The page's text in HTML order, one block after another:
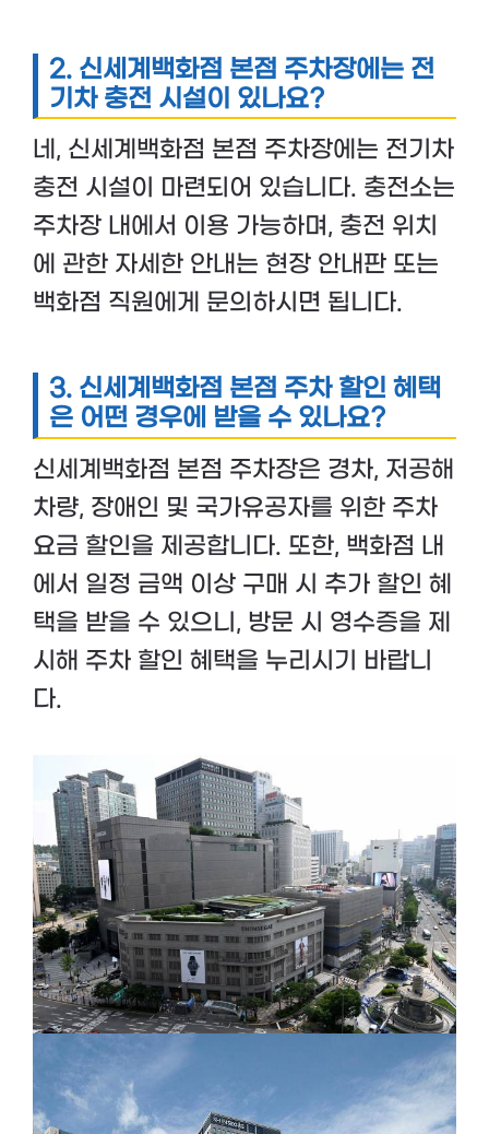
2. 신세계백화점 본점 주차장에는 전
기차 충전 시설이 있나요?
네, 신세계백화점 본점 주차장에는 전기차
충전 시설이 마련되어 있습니다. 충전소는
주차장 내에서 이용 가능하며, 충전 위치
에 관한 자세한 안내는 현장 안내판 또는
백화점 직원에게 문의하시면 됩니다.
3. 신세계백화점 본점 주차 할인 혜택
은 어떤 경우에 받을 수 있나요?
신세계백화점 본점 주차장은 경차, 저공해
차량, 장애인 및 국가유공자를 위한 주차
요금 할인을 제공합니다. 또한, 백화점 내
에서 일정 금액 이상 구매 시 추가 할인 혜
택을 받을 수 있으니, 방문 시 영수증을 제
시해 주차 할인 혜택을 누리시기 바랍니
다.